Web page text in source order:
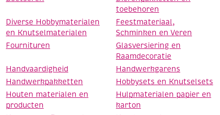
toebehoren
Diverse Hobbymaterialen
en Knutselmaterialen
Feestmateriaal,
Schminken en Veren
Fournituren
Glasversiering en
Raamdecoratie
Handvaardigheid
Handwerkgarens
Handwerkpakketten
Hobbysets en Knutselsets
Houten materialen en
producten
Hulpmaterialen papier en
karton